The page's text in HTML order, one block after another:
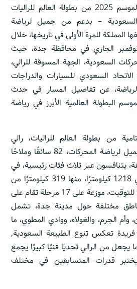
انطلاق الجولة الختامية لموسم 2025 من بطولة العالم للراليات
السعودية – بدعم من جميل لرياضة
المملكة للمرة الأولى في تاريخها، خلال
من 26 إلى 29 نوفمبر الجاري في محافظة جدة، حيث
السعودية، الجهة المسوقة للرالي،
السعودي للسيارات والدراجات
الرياضة، عن تفاصيل المسار في حدث
البطولة العالمية الأبرز في رياضة
من بطولة العالم للراليات، رالي
السعودية – بدعم من جميل لرياضة المحركات، 82 سائقًا وملاحًا
يتنافسون عبر ثلاث فئات رئيسية، في
مسار يبلغ طوله الإجمالي 1218 كيلومترًا، منها 319 كيلومترًا من
المراحل الخاصة الخاضعة للتوقيت، موزعة على 17 مرحلة تقام على
مختلفة حول مدينة جدة، تشمل
الجرم، والغولاء، ووادي المطوي، ما
فريدة تعكس تنوع الطبيعة السعودية,
ما يجعل من الرالي تحديًا فنيًا كبيرًا يجمع
قدرات المتسابقين في مختلف